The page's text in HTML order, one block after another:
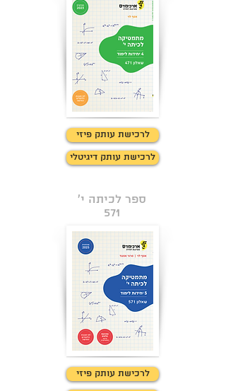
לחצו כאן למידע
לרכישת עותק פיזי
לרכישת עותק דיגיטלי
ספר לכיתה י'
571
לחצו כאן למידע
לרכישת עותק פיזי